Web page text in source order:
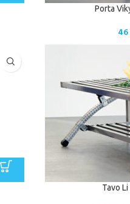
Porta
Tavo